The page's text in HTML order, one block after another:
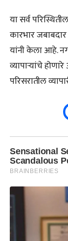
या सर्व
कारभार
यांनी केला आहे.
व्यापाऱ्यांचे
परिसरातील